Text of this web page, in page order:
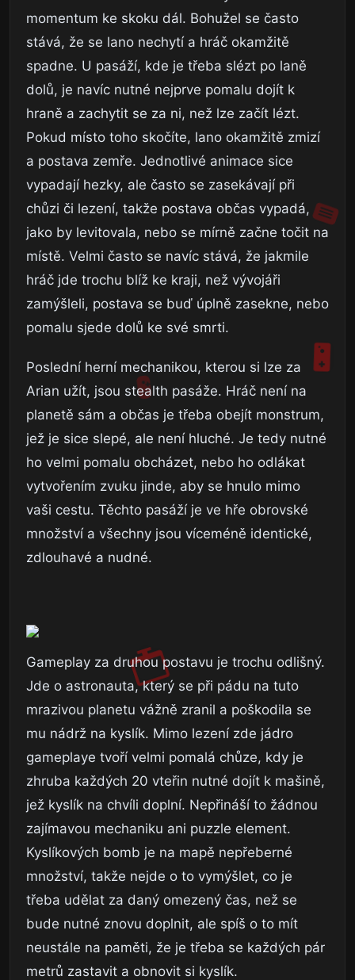
momentum ke skoku dál. Bohužel se často
stává, že se lano nechytí a hráč okamžitě
spadne. U pasáží, kde je třeba slézt po laně
dolů, je navíc nutné nejprve pomalu dojít k
hraně a zachytit se za ni, než lze začít lézt.
Pokud místo toho skočíte, lano okamžitě zmizí
a postava zemře. Jednotlivé animace sice
vypadají hezky, ale často se zasekávají při
chůzi či lezení, takže postava občas vypadá,
jako by levitovala, nebo se mírně začne točit na
místě. Velmi často se navíc stává, že jakmile
hráč jde trochu blíž ke kraji, než vývojáři
zamýšleli, postava se buď úplně zasekne, nebo
pomalu sjede dolů ke své smrti.
Poslední herní mechanikou, kterou si lze za
Arian užít, jsou stealth pasáže. Hráč není na
planetě sám a občas je třeba obejít monstrum,
jež je sice slepé, ale není hluché. Je tedy nutné
ho velmi pomalu obcházet, nebo ho odlákat
vytvořením zvuku jinde, aby se hnulo mimo
vaši cestu. Těchto pasáží je ve hře obrovské
množství a všechny jsou víceméně identické,
zdlouhavé a nudné.
Gameplay za druhou postavu je trochu odlišný.
Jde o astronauta, který se při pádu na tuto
mrazivou planetu vážně zranil a poškodila se
mu nádrž na kyslík. Mimo lezení zde jádro
gameplaye tvoří velmi pomalá chůze, kdy je
zhruba každých 20 vteřin nutné dojít k mašině,
jež kyslík na chvíli doplní. Nepřináší to žádnou
zajímavou mechaniku ani puzzle element.
Kyslíkových bomb je na mapě nepřeberné
množství, takže nejde o to vymýšlet, co je
třeba udělat za daný omezený čas, než se
bude nutné znovu doplnit, ale spíš o to mít
neustále na paměti, že je třeba se každých pár
metrů zastavit a obnovit si kyslík.